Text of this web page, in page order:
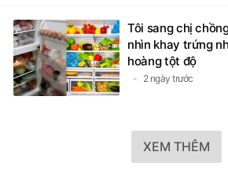
Tôi sang chị
nhìn khay trứng
hoàng tột độ
2 ngày trước
XEM THÊM